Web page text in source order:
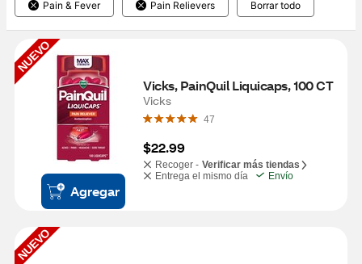
Pain & Fever Pain Relievers Borrar todo
NUEVO
Agregar
Vicks, PainQuil Liquicaps, 100 CT
Vicks
47
$22.99
Recoger - Verificar más tiendas
Entrega el mismo día
Envío
NUEVO